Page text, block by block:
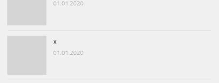
01.01.2020
x
01.01.2020